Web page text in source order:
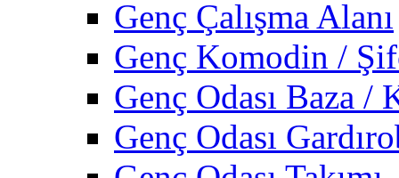
Genç Çalışma Alanı
Genç Komodin /
Genç Odası Baza /
Genç Odası